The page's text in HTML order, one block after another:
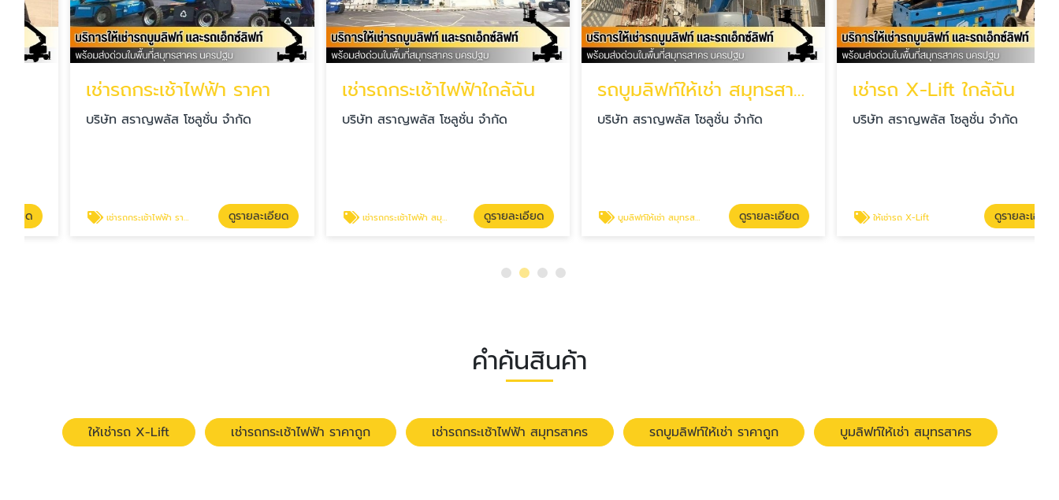
เช่ารถกระเช้าไฟฟ้า ราคา
บริษัท สราญพลัส โซลูชั่น จำกัด
เช่ารถกระเช้าไฟฟ้า ราคาถูก ดูรายละเอียด
เช่ารถกระเช้าไฟฟ้าใกล้ฉัน
บริษัท สราญพลัส โซลูชั่น จำกัด
เช่ารถกระเช้าไฟฟ้า สมุทรสาคร ดูรายละเอียด
รถบูมลิฟท์ให้เช่า สมุทรสาคร
บริษัท สราญพลัส โซลูชั่น จำกัด
บูมลิฟท์ให้เช่า สมุทรสาคร ดูรายละเอียด
เช่ารถ X-Lift ใกล้ฉัน
บริษัท สราญพลัส โซลูชั่น จำกัด
ให้เช่ารถ X-Lift ดูรายละเอียด
คำค้นสินค้า
ให้เช่ารถ X-Lift เช่ารถกระเช้าไฟฟ้า ราคาถูก เช่ารถกระเช้าไฟฟ้า สมุทรสาคร รถบูมลิฟท์ให้เช่า ราคาถูก บูมลิฟท์ให้เช่า สมุทรสาคร